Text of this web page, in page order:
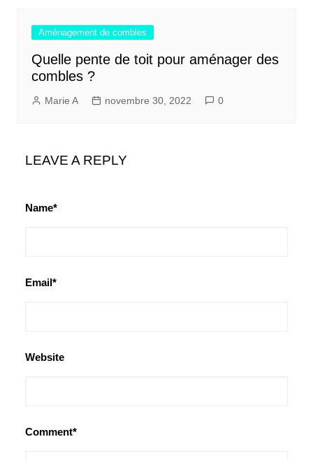
Aménagement de combles
Quelle pente de toit pour aménager des
combles ?
Marie A novembre 30, 2022 0
LEAVE A REPLY
Name*
Email*
Website
Comment*